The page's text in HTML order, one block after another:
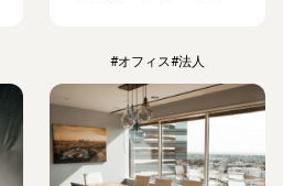
#オフィス#法人